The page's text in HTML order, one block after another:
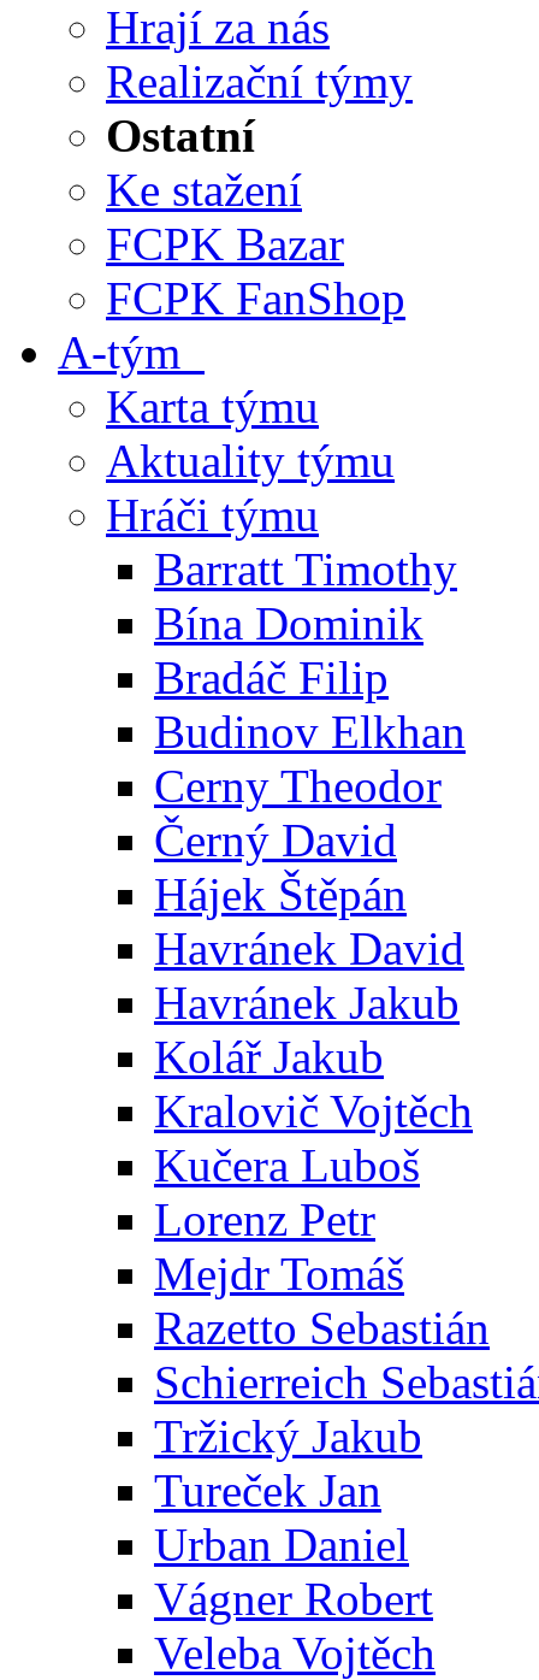
Hrají za nás
Realizační týmy
Ostatní
Ke stažení
FCPK Bazar
FCPK FanShop
A-tým
Karta týmu
Aktuality týmu
Hráči týmu
Barratt Timothy
Bína Dominik
Bradáč Filip
Budinov Elkhan
Cerny Theodor
Černý David
Hájek Štěpán
Havránek David
Havránek Jakub
Kolář Jakub
Kralovič Vojtěch
Kučera Luboš
Lorenz Petr
Mejdr Tomáš
Razetto Sebastián
Schierreich
Tržický Jakub
Tureček Jan
Urban Daniel
Vágner Robert
Veleba Vojtěch